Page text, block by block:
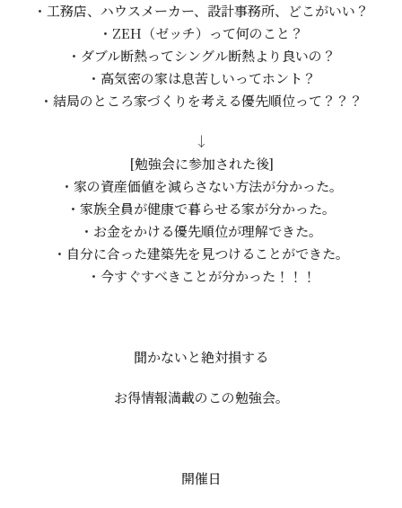
・工務店、ハウスメーカー、設計事務所、どこがいい？
・ZEH（ゼッチ）って何のこと？
・ダブル断熱ってシングル断熱より良いの？
・高気密の家は息苦しいってホント？
・結局のところ家づくりを考える優先順位って？？？
↓
[勉強会に参加された後]
・家の資産価値を減らさない方法が分かった。
・家族全員が健康で暮らせる家が分かった。
・お金をかける優先順位が理解できた。
・自分に合った建築先を見つけることができた。
・今すぐすべきことが分かった！！！
聞かないと絶対損する
お得情報満載のこの勉強会。
開催日